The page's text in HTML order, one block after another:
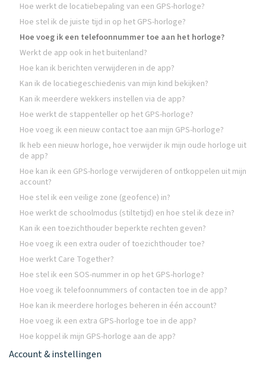
Hoe werkt de locatiebepaling van een GPS-horloge?
Hoe stel ik de juiste tijd in op het GPS-horloge?
Hoe voeg ik een telefoonnummer toe aan het horloge?
Werkt de app ook in het buitenland?
Hoe kan ik berichten verwijderen in de app?
Kan ik de locatiegeschiedenis van mijn kind bekijken?
Kan ik meerdere wekkers instellen via de app?
Hoe werkt de stappenteller op het GPS-horloge?
Hoe voeg ik een nieuw contact toe aan mijn GPS-horloge?
Ik heb een nieuw horloge, hoe verwijder ik mijn oude horloge uit
de app?
Hoe kan ik een GPS-horloge verwijderen of ontkoppelen uit mijn
account?
Hoe stel ik een veilige zone (geofence) in?
Hoe werkt de schoolmodus (stiltetijd) en hoe stel ik deze in?
Kan ik een toezichthouder beperkte rechten geven?
Hoe voeg ik een extra ouder of toezichthouder toe?
Hoe werkt Care Together?
Hoe stel ik een SOS-nummer in op het GPS-horloge?
Hoe voeg ik telefoonnummers of contacten toe in de app?
Hoe kan ik meerdere horloges beheren in één account?
Hoe voeg ik een extra GPS-horloge toe in de app?
Hoe koppel ik mijn GPS-horloge aan de app?
Account & instellingen